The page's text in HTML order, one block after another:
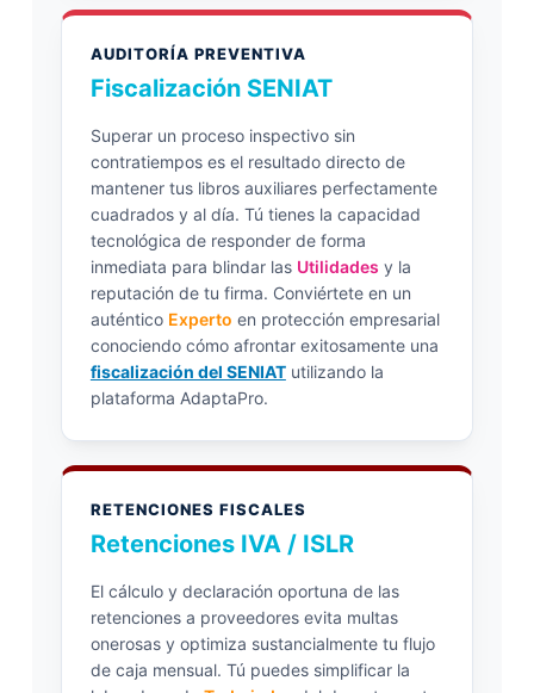
AUDITORÍA PREVENTIVA
Fiscalización SENIAT
Superar un proceso inspectivo sin
contratiempos es el resultado directo de
mantener tus libros auxiliares perfectamente
cuadrados y al día. Tú tienes la capacidad
tecnológica de responder de forma
inmediata para blindar las Utilidades y la
reputación de tu firma. Conviértete en un
auténtico Experto en protección empresarial
conociendo cómo afrontar exitosamente una
fiscalización del SENIATutilizando la
plataforma AdaptaPro.
RETENCIONES FISCALES
Retenciones IVA / ISLR
El cálculo y declaración oportuna de las
retenciones a proveedores evita multas
onerosas y optimiza sustancialmente tu flujo
de caja mensual. Tú puedes simplificar la